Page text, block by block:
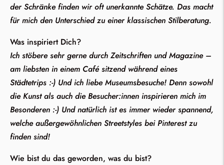
der Schränke finden wir oft unerkannte Schätze. Das macht
für mich den Unterschied zu einer klassischen Stilberatung.
Was inspiriert Dich?
Ich stöbere sehr gerne durch Zeitschriften und Magazine –
am liebsten in einem Café sitzend während eines
Städtetrips :-) Und ich liebe Museumsbesuche! Denn sowohl
die Kunst als auch die Besucher:innen inspirieren mich im
Besonderen :-) Und natürlich ist es immer wieder spannend,
welche außergewöhnlichen Streetstyles bei Pinterest zu
finden sind!
Wie bist du das geworden, was du bist?